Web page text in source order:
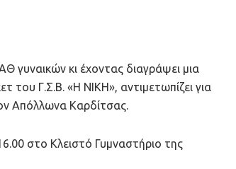
γυναικών κι έχοντας διαγράψει μια
του Γ.Σ.Β. «Η ΝΙΚΗ», αντιμετωπίζει για
Απόλλωνα Καρδίτσας.
στο Κλειστό Γυμναστήριο της